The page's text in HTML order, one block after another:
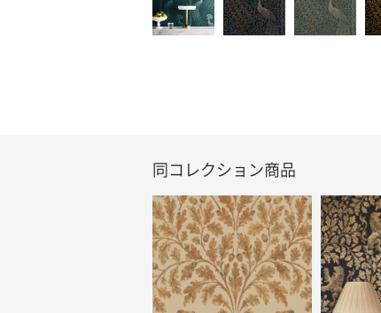
同コレクション商品